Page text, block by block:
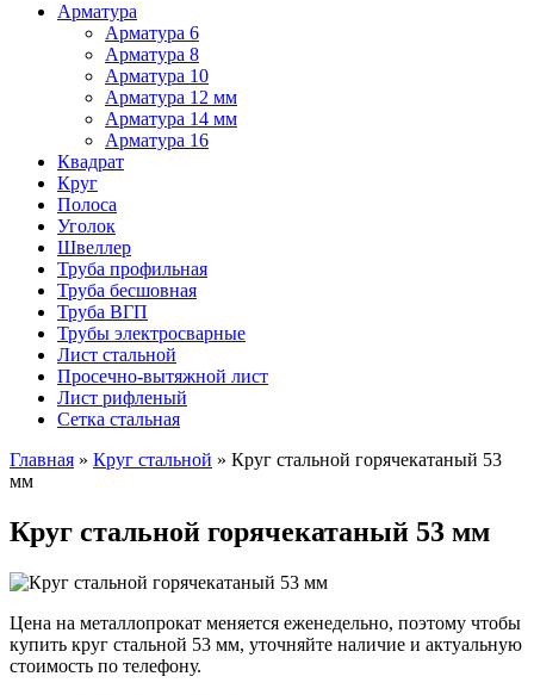
Арматура
Арматура 6
Арматура 8
Арматура 10
Арматура 12 мм
Арматура 14 мм
Арматура 16
Квадрат
Круг
Полоса
Уголок
Швеллер
Труба профильная
Труба бесшовная
Труба ВГП
Трубы электросварные
Лист стальной
Просечно-вытяжной лист
Лист рифленый
Сетка стальная
Главная » Круг стальной » Круг стальной горячекатаный 53
мм
Круг стальной горячекатаный 53 мм
Цена на металлопрокат меняется еженедельно, поэтому чтобы
купить круг стальной 53 мм, уточняйте наличие и актуальную
стоимость по телефону.